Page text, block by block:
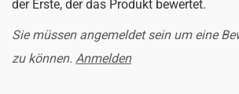
der Erste, der das Produkt bewertet.
Sie müssen angemeldet sein um eine
zu können. Anmelden